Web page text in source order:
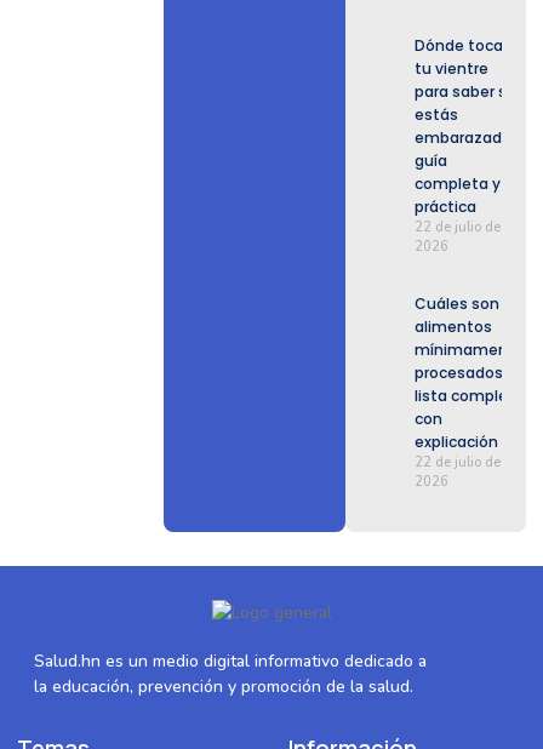
Dónde tocar
tu vientre
para saber si
estás
embarazada:
guía
completa y
práctica
22 de julio de
2026
Cuáles son los
alimentos
mínimamente
procesados:
lista completa
con
explicación
22 de julio de
2026
Salud.hn es un medio digital informativo dedicado a
la educación, prevención y promoción de la salud.